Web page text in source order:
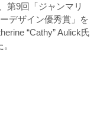
第9回「ジャンマリ
デザイン優秀賞」を
“Cathy” Aulick氏